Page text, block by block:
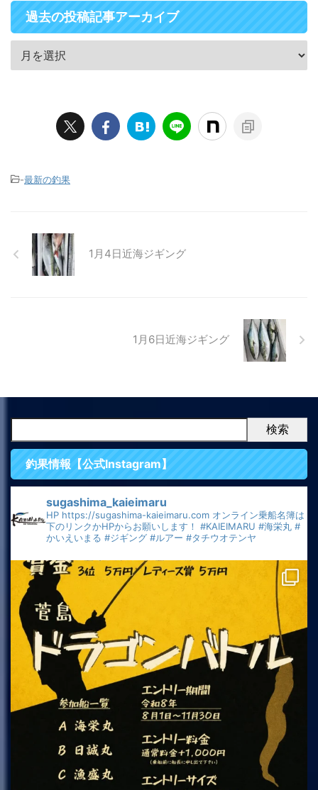
過去の投稿記事アーカイブ
-最新の釣果
1月4日近海ジギング
1月6日近海ジギング
検索
釣果情報【公式Instagram】
sugashima_kaieimaru
HP https://sugashima-kaieimaru.com オンライン乗船名簿は
下のリンクかHPからお願いします！ #KAIEIMARU #海栄丸 #
かいえいまる #ジギング #ルアー #タチウオテンヤ